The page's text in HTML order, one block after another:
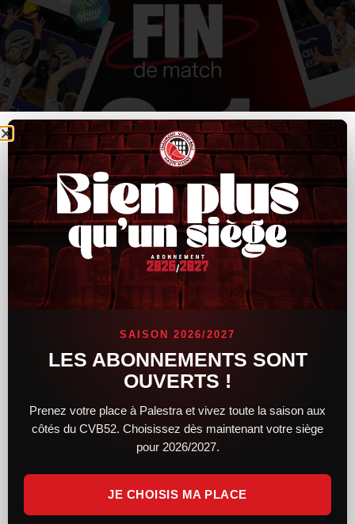
Une résistance courageuse, mais
Face au leader montpelliérain, le CVB52 a livré une prestation
sérieuse et engagée. Solides dès l’entame, les Chaumontais ont
SAISON 2026/2027
LES ABONNEMENTS SONT
OUVERTS !
Prenez votre place à Palestra et vivez toute la saison aux
côtés du CVB52. Choisissez dès maintenant votre siège
pour 2026/2027.
JE CHOISIS MA PLACE